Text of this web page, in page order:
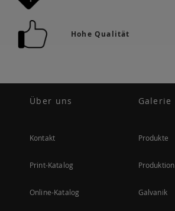
Hohe Qualität
Über uns
Kontakt
Print-Katalog
Online-Katalog
Galerie
Produkte
Produktion
Galvanik